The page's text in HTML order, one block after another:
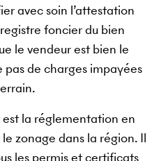
avec soin l’attestation
foncier du bien
le vendeur est bien le
pas de charges impayées
la réglementation en
zonage dans la région. Il
les permis et certificats